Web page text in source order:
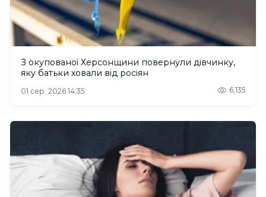
З окупованої Херсонщини повернули дівчинку,
яку батьки ховали від росіян
01 сер. 2026 14:35 6,135